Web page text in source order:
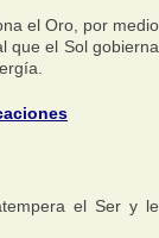
el Oro, por medio
que el Sol gobierna
el Ser y le